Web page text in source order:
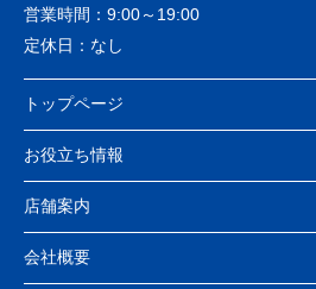
営業時間： 9:00～19:00
定休日： なし
トップページ
お役立ち情報
店舗案内
会社概要